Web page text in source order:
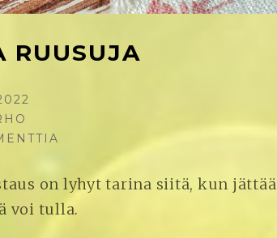
RUUSUJA
JA
RUUSUJA
on lyhyt tarina siitä, kun jättää
voi tulla.